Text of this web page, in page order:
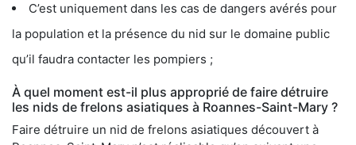
C’est uniquement dans les cas de dangers avérés pour
la population et la présence du nid sur le domaine public
qu’il faudra contacter les pompiers ;
À quel moment est-il plus approprié de faire détruire
les nids de frelons asiatiques à Roannes-Saint-Mary ?
Faire détruire un nid de frelons asiatiques découvert à